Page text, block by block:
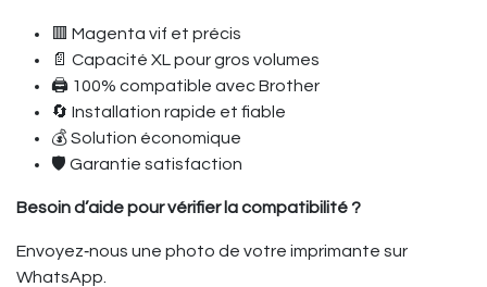
🟥 Magenta vif et précis
📄 Capacité XL pour gros volumes
🖨️ 100% compatible avec Brother
🔄 Installation rapide et fiable
💰 Solution économique
🛡️ Garantie satisfaction
Besoin d’aide pour vérifier la compatibilité ?
Envoyez‑nous une photo de votre imprimante sur
WhatsApp.